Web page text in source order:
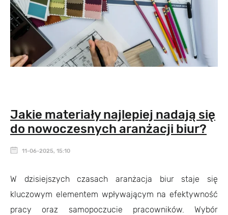
Jakie materiały najlepiej nadają się
do nowoczesnych aranżacji biur?
11-06-2025, 15:10
W dzisiejszych czasach aranżacja biur staje się
kluczowym elementem wpływającym na efektywność
pracy oraz samopoczucie pracowników. Wybór